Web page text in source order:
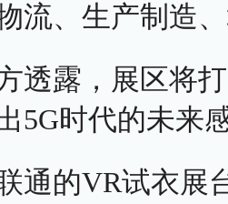
流、生产制造
露，展区将打
5G时代的未来
的VR试衣展